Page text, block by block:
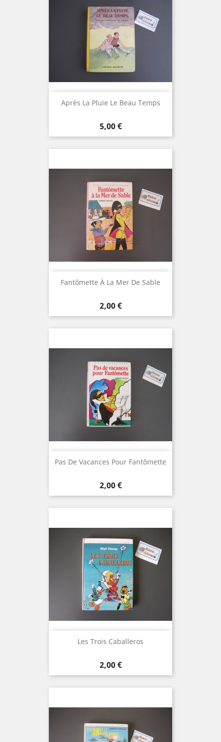
Après La Pluie Le Beau Temps
Prix
5,00 €
Fantômette À La Mer De Sable
Prix
2,00 €
Pas De Vacances Pour Fantômette
Prix
2,00 €
Les Trois Caballeros
Prix
2,00 €